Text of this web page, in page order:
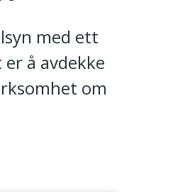
med ett
å avdekke
om